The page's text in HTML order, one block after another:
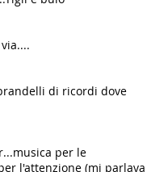
di ricordi dove
per le
l'attenzione (mi parlava